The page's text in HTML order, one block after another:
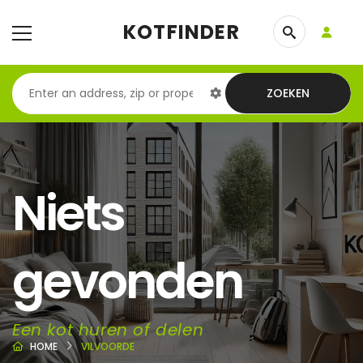
KOTFINDER
ZOEKEN
Niets
gevonden
Een kot huren of delen
HOME VILVOORDE